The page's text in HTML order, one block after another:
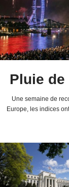
Pluie
Une semaine de
Europe, les indices